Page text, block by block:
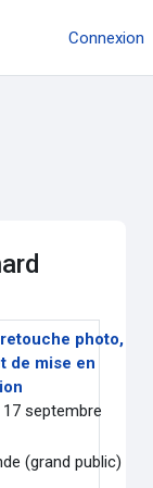
Connexion
photo,
de mise en
17 septembre
(grand public)